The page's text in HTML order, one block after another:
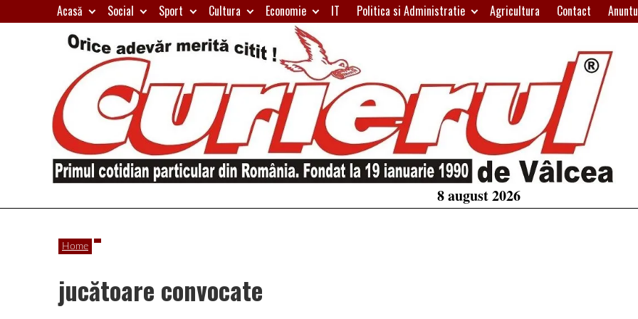
to
Acasă Social Sport Cultura Economie IT Politica si Administratie Agricultura Contact
Curierul
de
Primul
particular
din
România
8 august 2026
Home
jucătoare convocate